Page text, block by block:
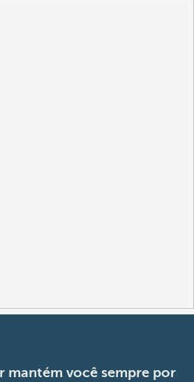
mantém você sempre por